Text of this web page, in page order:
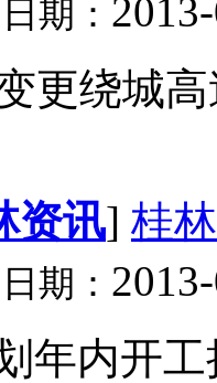
日期：
更绕城
资讯] 桂
日期：
年内开